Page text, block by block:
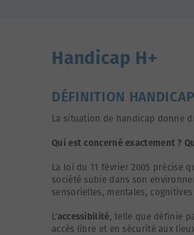
Handicap H+
DÉFINITION HANDICAP
La situation de handicap donne
Qui est concerné exactement ?
La loi du 11 février 2005 précise
société subie dans son
sensorielles, mentales,
L’accessibilité, telle que définie
accès libre et en sécurité aux